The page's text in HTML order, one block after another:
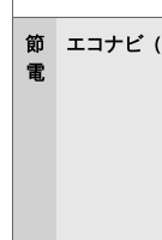
パナソニック
節
電
エコナビ（